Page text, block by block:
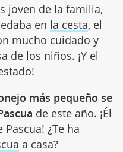
joven de la familia,
en la cesta, el
mucho cuidado y
de los niños. ¡Y el
más pequeño se
de este año. ¡Él
¿Te ha
a casa?